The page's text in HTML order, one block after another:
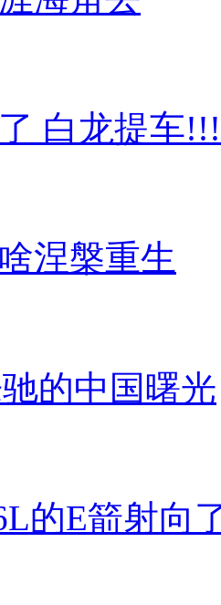
白龙提车
涅槃重生
的中国曙光
的E箭射向